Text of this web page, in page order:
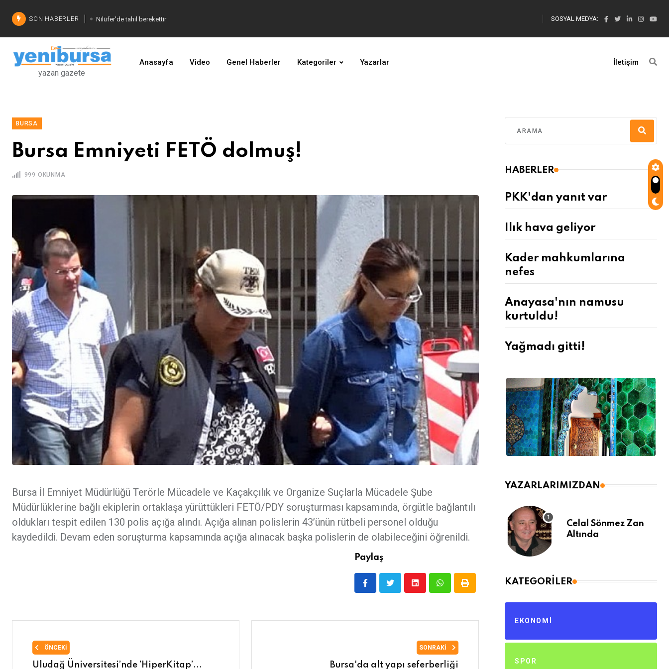
SON HABERLER Nilüfer'de tahıl berekettir
Şadi Özdemir'den çözüm
İşinizi geliştirin
SOSYAL MEDYA:
yazan gazete
Anasayfa Video Genel Haberler Kategoriler Yazarlar İletişim
BURSA
Bursa Emniyeti FETÖ dolmuş!
999 OKUNMA
Bursa İl Emniyet Müdürlüğü Terörle Mücadele ve Kaçakçılık ve Organize Suçlarla Mücadele Şube
Müdürlüklerine bağlı ekiplerin ortaklaşa yürüttükleri FETÖ/PDY soruşturması kapsamında, örgütle bağlantılı
oldukları tespit edilen 130 polis açığa alındı. Açığa alınan polislerin 43’ünün rütbeli personel olduğu
kaydedildi. Devam eden soruşturma kapsamında açığa alınacak başka polislerin de olabileceğini öğrenildi.
Paylaş
ÖNCEKI
Uludağ Üniversitesi’nde ’HiperKitap’...
SONRAKI
Bursa'da alt yapı seferberliği
HABERLER
PKK'dan yanıt var
Ilık hava geliyor
Kader mahkumlarına
nefes
Anayasa'nın namusu
kurtuldu!
Yağmadı gitti!
YAZARLARIMIZDAN
Celal Sönmez Zan
Altında
KATEGORILER
EKONOMI
SPOR